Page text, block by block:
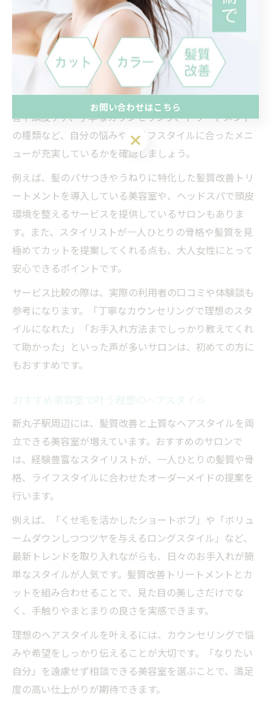
るでしょう。髪質改善やカットの技術に加え、空間の質
も選択基準に加えることをおすすめします。
大人女性のための美容室サービス比較
大人女性が新丸子駅近くで美容室を選ぶ際は、各サロン
のサービス内容を比較検討することが重要です。髪質改
善や頭皮ケア、丁寧なカウンセリング、トリートメント
の種類など、自分の悩みやライフスタイルに合ったメニ
ューが充実しているかを確認しましょう。
例えば、髪のパサつきやうねりに特化した髪質改善トリ
ートメントを導入している美容室や、ヘッドスパで頭皮
環境を整えるサービスを提供しているサロンもありま
す。また、スタイリストが一人ひとりの骨格や髪質を見
極めてカットを提案してくれる点も、大人女性にとって
安心できるポイントです。
サービス比較の際は、実際の利用者の口コミや体験談も
参考になります。「丁寧なカウンセリングで理想のスタ
イルになれた」「お手入れ方法までしっかり教えてくれ
て助かった」といった声が多いサロンは、初めての方に
もおすすめです。
おすすめ美容室で叶う理想のヘアスタイル
新丸子駅周辺には、髪質改善と上質なヘアスタイルを両
立できる美容室が増えています。おすすめのサロンで
は、経験豊富なスタイリストが、一人ひとりの髪質や骨
格、ライフスタイルに合わせたオーダーメイドの提案を
行います。
例えば、「くせ毛を活かしたショートボブ」や「ボリュ
ームダウンしつつツヤを与えるロングスタイル」など、
最新トレンドを取り入れながらも、日々のお手入れが簡
単なスタイルが人気です。髪質改善トリートメントとカ
ットを組み合わせることで、見た目の美しさだけでな
く、手触りやまとまりの良さを実感できます。
理想のヘアスタイルを叶えるには、カウンセリングで悩
みや希望をしっかり伝えることが大切です。「なりたい
自分」を遠慮せず相談できる美容室を選ぶことで、満足
度の高い仕上がりが期待できます。
お問い合わせはこちら
お問い合わせはこちら